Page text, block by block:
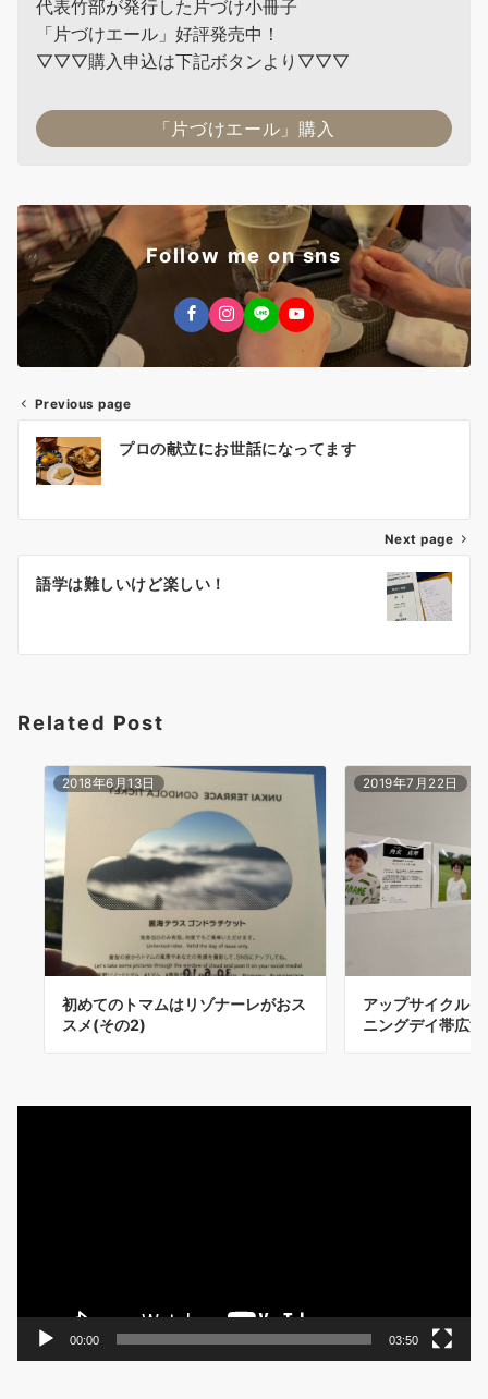
代表竹部が発行した片づけ小冊子
「片づけエール」好評発売中！
▽▽▽購入申込は下記ボタンより▽▽▽
「片づけエール」購入
Follow me on sns
投
稿
ゲ
シ
ン
Previous page
プロの献立にお世話になってます
Next page
語学は難しいけど楽しい！
Related Post
2018年6月13日
初めてのトマムはリゾナーレがおス
スメ(その2)
2019年7月22日
アップサイクル
ニングデイ帯広
00:00 03:50